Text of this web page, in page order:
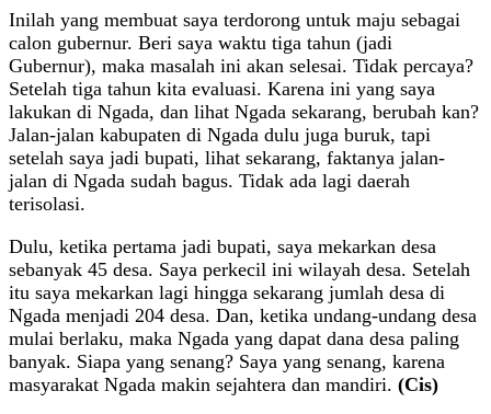
Inilah yang membuat saya terdorong untuk maju sebagai
calon gubernur. Beri saya waktu tiga tahun (jadi
Gubernur), maka masalah ini akan selesai. Tidak percaya?
Setelah tiga tahun kita evaluasi. Karena ini yang saya
lakukan di Ngada, dan lihat Ngada sekarang, berubah kan?
Jalan-jalan kabupaten di Ngada dulu juga buruk, tapi
setelah saya jadi bupati, lihat sekarang, faktanya jalan-
jalan di Ngada sudah bagus. Tidak ada lagi daerah
terisolasi.
Dulu, ketika pertama jadi bupati, saya mekarkan desa
sebanyak 45 desa. Saya perkecil ini wilayah desa. Setelah
itu saya mekarkan lagi hingga sekarang jumlah desa di
Ngada menjadi 204 desa. Dan, ketika undang-undang desa
mulai berlaku, maka Ngada yang dapat dana desa paling
banyak. Siapa yang senang? Saya yang senang, karena
masyarakat Ngada makin sejahtera dan mandiri. (Cis)